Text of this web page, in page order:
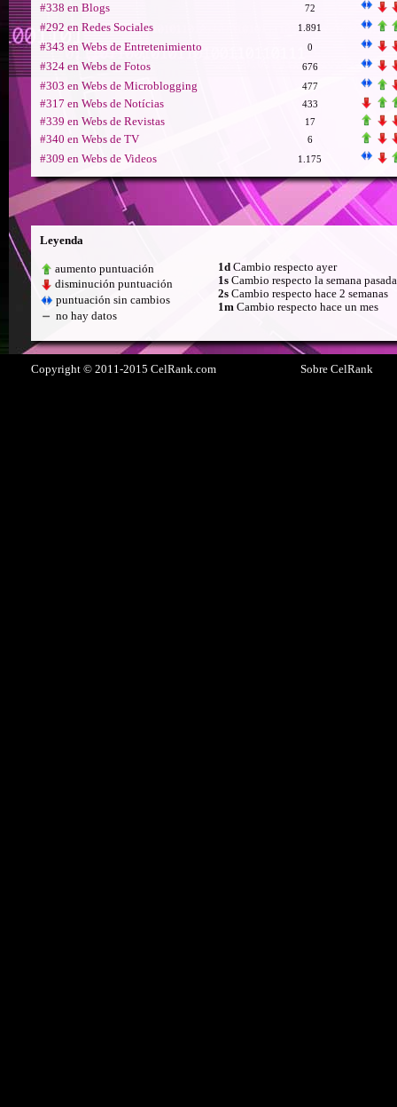
#338 en Blogs
72
#292 en Redes Sociales 1.891
#343 en Webs de Entretenimiento 0
#324 en Webs de Fotos 676
#303 en Webs de Microblogging 477
#317 en Webs de Notícias 433
#339 en Webs de Revistas 17
#340 en Webs de TV 6
#309 en Webs de Videos 1.175
Leyenda
aumento puntuación
disminución puntuación
puntuación sin cambios
no hay datos
1d Cambio respecto ayer
1s Cambio respecto la semana pasada
2s Cambio respecto hace 2 semanas
1m Cambio respecto hace un mes
Copyright © 2011-2015 CelRank.com Sobre CelRank